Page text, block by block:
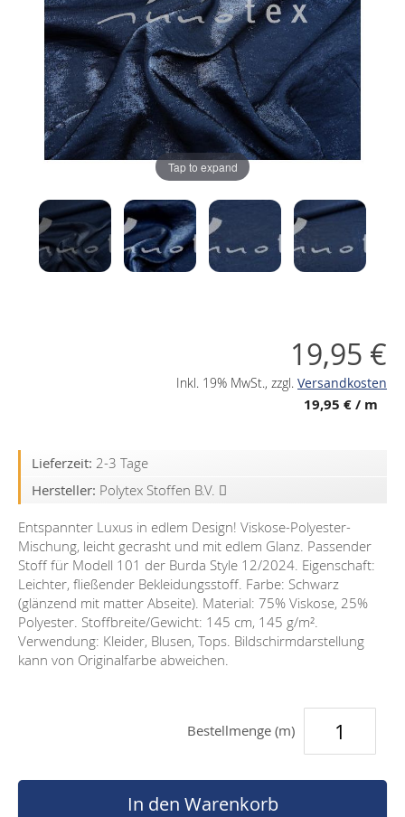
Tap to expand
19,95 €
Inkl. 19% MwSt., zzgl. Versandkosten
19,95 €/ m
Lieferzeit: 2-3 Tage
Hersteller: Polytex Stoffen B.V.
Entspannter Luxus in edlem Design! Viskose-Polyester-
Mischung, leicht gecrasht und mit edlem Glanz. Passender
Stoff für Modell 101 der Burda Style 12/2024. Eigenschaft:
Leichter, fließender Bekleidungsstoff. Farbe: Schwarz
(glänzend mit matter Abseite). Material: 75% Viskose, 25%
Polyester. Stoffbreite/Gewicht: 145 cm, 145 g/m².
Verwendung: Kleider, Blusen, Tops. Bildschirmdarstellung
kann von Originalfarbe abweichen.
Bestellmenge (m)
In den Warenkorb